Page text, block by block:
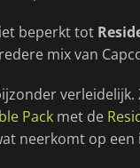
beperkt tot
mix van
Pack met de
neerkomt op